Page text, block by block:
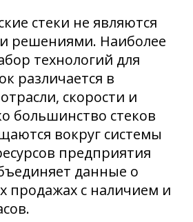
стеки не являются
решениями. Наиболее
технологий для
различается в
скорости и
большинство стеков
вокруг системы
предприятия
данные о
продажах с наличием и